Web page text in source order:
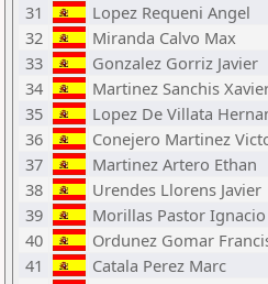
31
Lopez Requeni Angel
32
Miranda Calvo Max
33
Gonzalez Gorriz Javier
34
Martinez Sanchis
35
Lopez De Villata
36
Conejero Martinez
37
Martinez Artero Ethan
38
Urendes Llorens Javier
39
Morillas Pastor Ignacio
40
Ordunez Gomar
41
Catala Perez Marc